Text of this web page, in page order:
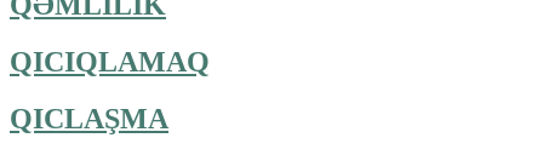
QICIQLAMAQ
QICLAŞMA